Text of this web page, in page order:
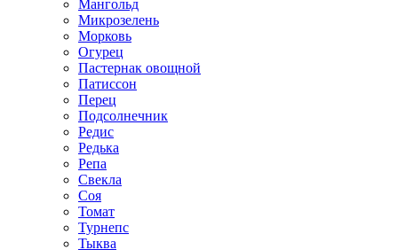
Мангольд
Микрозелень
Морковь
Огурец
Пастернак овощной
Патиссон
Перец
Подсолнечник
Редис
Редька
Репа
Свекла
Соя
Томат
Турнепс
Тыква